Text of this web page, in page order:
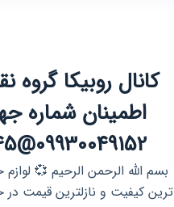
کانال روبیکا گروه
اطمینان شماره
09930049152@Adrena45
بسم الله الرحمن الرحیم 💞 لوازم
ترین کیفیت و نازلترین قیمت